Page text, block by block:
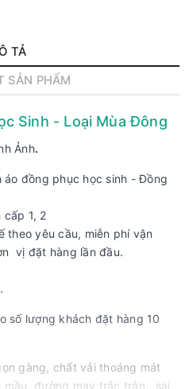
TẢ
SẢN PHẨM
Sinh - Loại Mùa Đông
Ảnh.
áo đồng phục học sinh - Đồng
cấp 1, 2
theo yêu cầu, miễn phí vận
vị đặt hàng lần đầu.
số lượng khách đặt hàng 10
gàng, chất vải thoáng mát
đường may trắc trắn,, sai